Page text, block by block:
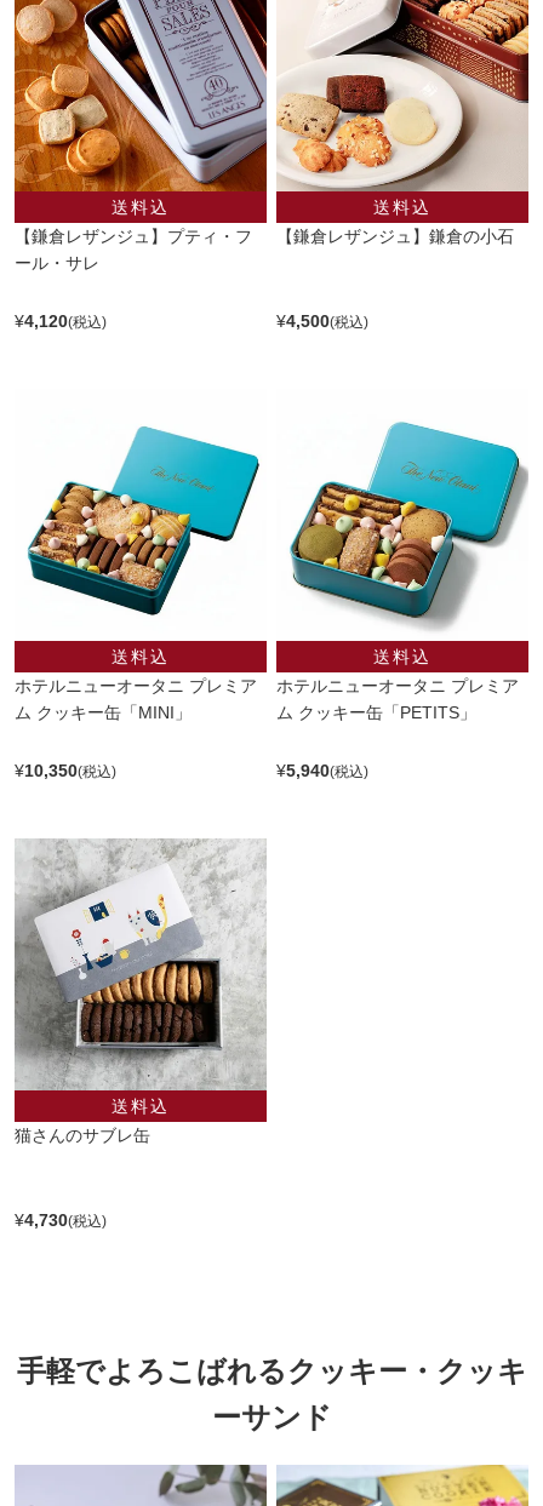
【鎌倉レザンジュ】プティ・フ
ール・サレ
¥4,120
【鎌倉レザンジュ】鎌倉の小石
¥4,500
ホテルニューオータニ プレミア
ム クッキー缶「MINI」
¥10,350
ホテルニューオータニ プレミア
ム クッキー缶「PETITS」
¥5,940
猫さんのサブレ缶
¥4,730
手軽でよろこばれるクッキー・クッキ
ーサンド